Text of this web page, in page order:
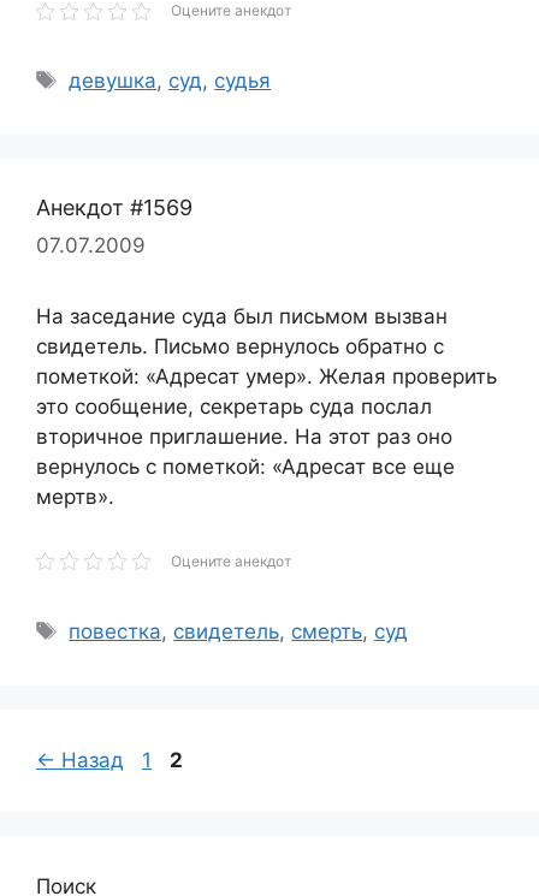
Оцените анекдот
Метки
девушка, суд, судья
Анекдот #1569
07.07.2009
На заседание суда был письмом вызван
свидетель. Письмо вернулось обратно с
пометкой: «Адресат умер». Желая проверить
это сообщение, секретарь суда послал
вторичное приглашение. На этот раз оно
вернулось с пометкой: «Адресат все еще
мертв».
Оцените анекдот
Метки
повестка, свидетель, смерть, суд
← Назад Страница
1 Страница
2
Поиск